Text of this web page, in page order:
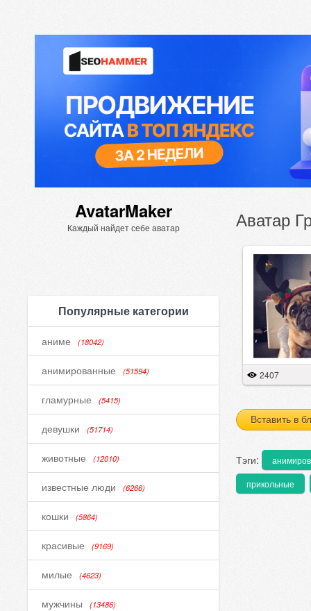
AvatarMaker
Каждый найдет себе аватар
Популярные категории
аниме (18042)
анимированные (51594)
гламурные (5415)
девушки (51714)
животные (12010)
известные люди (6266)
кошки (5864)
красивые (9169)
милые (4623)
мужчины (13486)
Аватар
2407
Вставить в
Тэги:
прикольные